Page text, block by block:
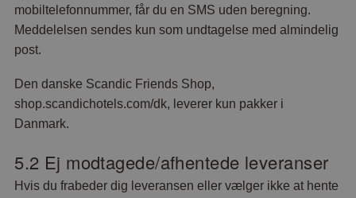
mobiltelefonnummer, får du en SMS uden beregning.
Meddelelsen sendes kun som undtagelse med almindelig
post.
Den danske Scandic Friends Shop,
shop.scandichotels.com/dk, leverer kun pakker i
Danmark.
5.2 Ej modtagede/afhentede leveranser
Hvis du frabeder dig leveransen eller vælger ikke at hente